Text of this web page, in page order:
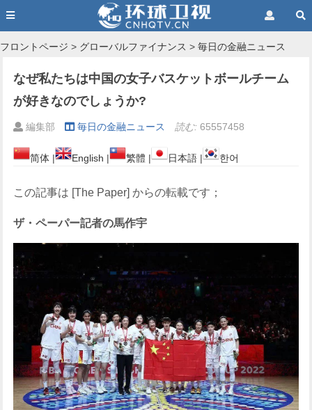
フロントページ > グローバルファイナンス > 毎日の金融ニュース
なぜ私たちは中国の女子バスケットボールチーム
が好きなのでしょうか?
編集部 毎日の金融ニュース 読む: 65557458
简体 | English | 繁體 | 日本語 | 한어
この記事は [The Paper] からの転載です；
ザ・ペーパー記者の馬作宇